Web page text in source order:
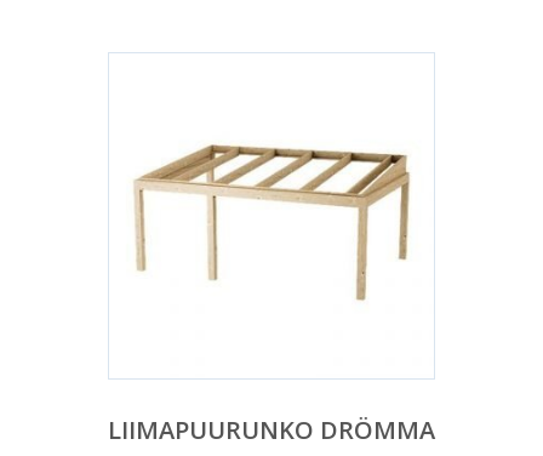
LIIMAPUURUNKO DRÖMMA